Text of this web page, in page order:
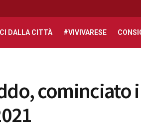
DALLA CITTÀ #VIVIVARESE
cominciato